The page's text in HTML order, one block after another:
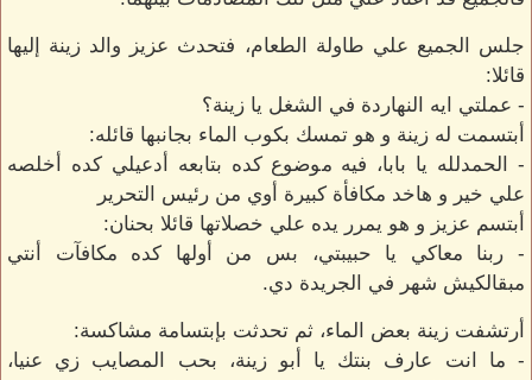
جلس الجميع علي طاولة الطعام، فتحدث عزيز والد زينة إليها
قائلا:
- عملتي ايه النهاردة في الشغل يا زينة؟
أبتسمت له زينة و هو تمسك بكوب الماء بجانبها قائله:
- الحمدلله يا بابا، فيه موضوع كده بتابعه أدعيلي كده أخلصه
علي خير و هاخد مكافأة كبيرة أوي من رئيس التحرير
أبتسم عزيز و هو يمرر يده علي خصلاتها قائلا بحنان:
- ربنا معاكي يا حبيبتي، بس من أولها كده مكافآت أنتي
مبقالكيش شهر في الجريدة دي.
أرتشفت زينة بعض الماء، ثم تحدثت بإبتسامة مشاكسة:
- ما انت عارف بنتك يا أبو زينة، بحب المصايب زي عنيا،